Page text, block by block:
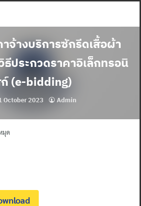
จ้างบริการซักรีดเสื้อผ้า
ธีประกวดราคาอิเล็กทรอนิ
(e-bidding)
October 2023 Admin
มุด